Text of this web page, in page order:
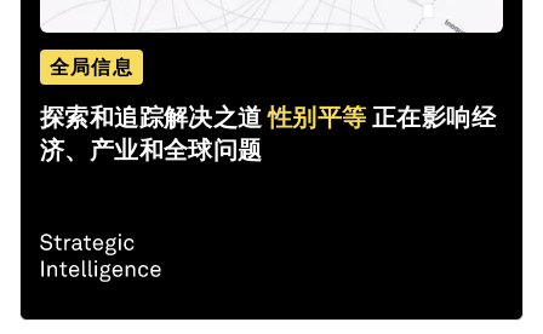
全局信息
探索和追踪解决之道性别平等 正在影响经
济、产业和全球问题